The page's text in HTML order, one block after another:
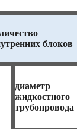
блоков
диаметр
жидкостного
трубопровода